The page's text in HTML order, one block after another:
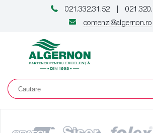
021.332.31.52
comenzi@algernon.ro